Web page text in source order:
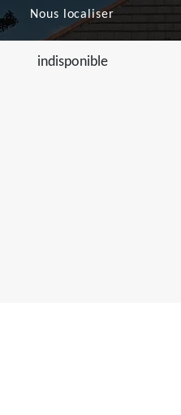
Nous localiser
indisponible